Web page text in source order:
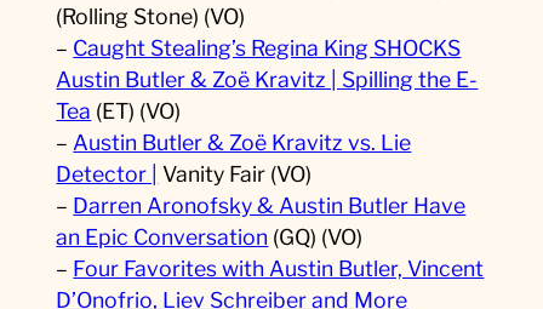
(Rolling Stone) (VO)
– Caught Stealing’s Regina King SHOCKS
Austin Butler & Zoë Kravitz | Spilling the E-
Tea (ET) (VO)
–Austin Butler & Zoë Kravitz vs. Lie
Detector |
Vanity Fair (VO)
– Darren Aronofsky & Austin Butler Have
an Epic Conversation (GQ) (VO)
– Four Favorites with Austin Butler, Vincent
D’Onofrio, Liev Schreiber and More